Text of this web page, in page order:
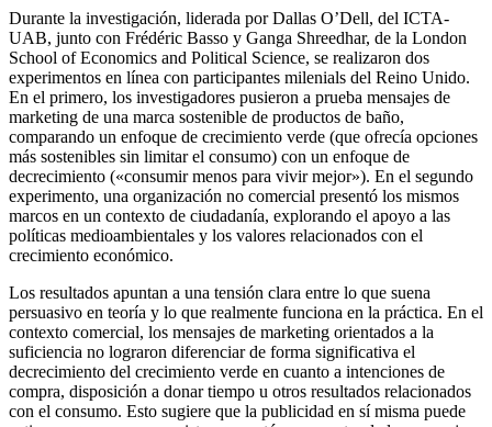
Durante la investigación, liderada por Dallas O’Dell, del ICTA-
UAB, junto con Frédéric Basso y Ganga Shreedhar, de la London
School of Economics and Political Science, se realizaron dos
experimentos en línea con participantes milenials del Reino Unido.
En el primero, los investigadores pusieron a prueba mensajes de
marketing de una marca sostenible de productos de baño,
comparando un enfoque de crecimiento verde (que ofrecía opciones
más sostenibles sin limitar el consumo) con un enfoque de
decrecimiento («consumir menos para vivir mejor»). En el segundo
experimento, una organización no comercial presentó los mismos
marcos en un contexto de ciudadanía, explorando el apoyo a las
políticas medioambientales y los valores relacionados con el
crecimiento económico.
Los resultados apuntan a una tensión clara entre lo que suena
persuasivo en teoría y lo que realmente funciona en la práctica. En el
contexto comercial, los mensajes de marketing orientados a la
suficiencia no lograron diferenciar de forma significativa el
decrecimiento del crecimiento verde en cuanto a intenciones de
compra, disposición a donar tiempo u otros resultados relacionados
con el consumo. Esto sugiere que la publicidad en sí misma puede